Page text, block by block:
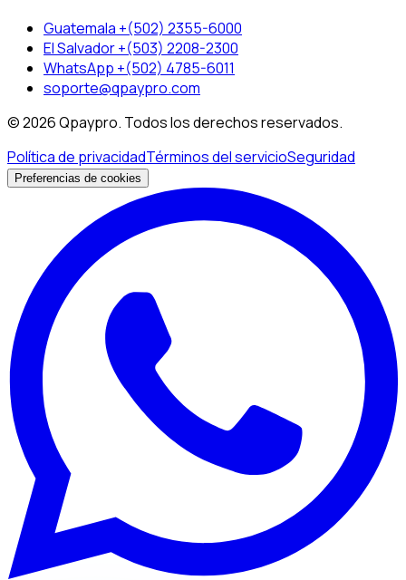
Guatemala +(502) 2355-6000
El Salvador +(503) 2208-2300
WhatsApp +(502) 4785-6011
soporte@qpaypro.com
© 2026 Qpaypro. Todos los derechos reservados.
Política de privacidadTérminos del servicioSeguridad
Preferencias de cookies